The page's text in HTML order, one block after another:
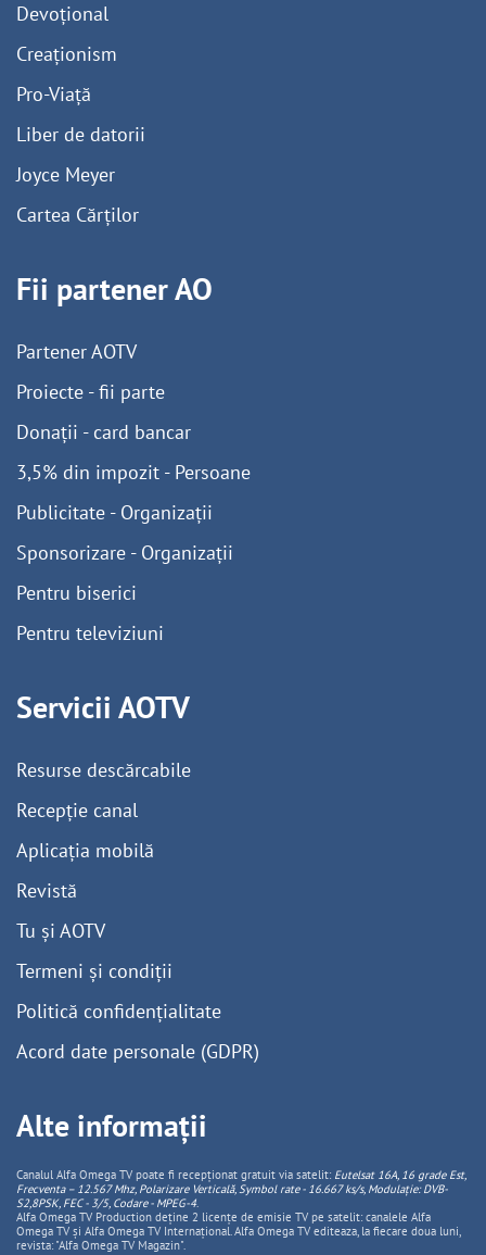
Devoțional
Creaționism
Pro-Viață
Liber de datorii
Joyce Meyer
Cartea Cărților
Fii partener AO
Partener AOTV
Proiecte - fii parte
Donații - card bancar
3,5% din impozit - Persoane
Publicitate - Organizații
Sponsorizare - Organizații
Pentru biserici
Pentru televiziuni
Servicii AOTV
Resurse descărcabile
Recepție canal
Aplicația mobilă
Revistă
Tu și AOTV
Termeni și condiții
Politică confidențialitate
Acord date personale (GDPR)
Alte informații
Canalul Alfa Omega TV poate fi recepționat gratuit via satelit: Eutelsat 16A, 16 grade Est,
Frecventa – 12.567 Mhz, PolarizareVerticală, Symbol rate - 16.667 ks/s, Modulație: DVB-
S2,8PSK, FEC - 3/5, Codare - MPEG-4.
Alfa Omega TV Production deține 2 licențe de emisie TV pe satelit: canalele Alfa
Omega TV și Alfa Omega TV Internațional. Alfa Omega TV editeaza, la fiecare doua luni,
revista: "Alfa Omega TV Magazin".